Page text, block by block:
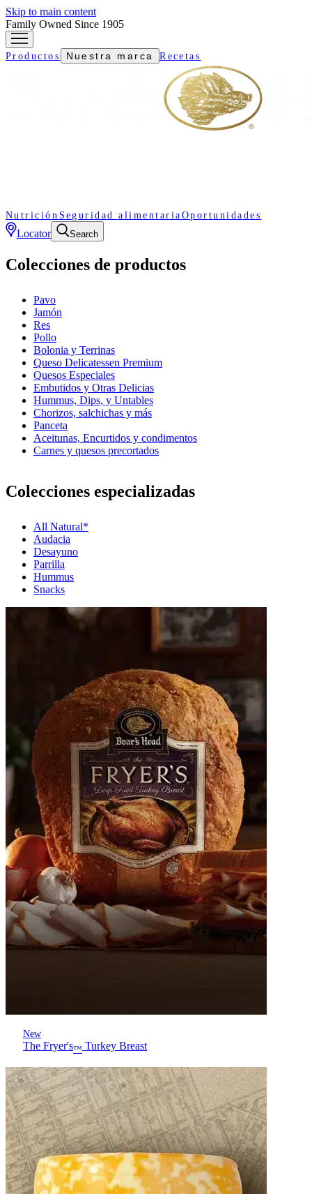
Skip to main content
Family Owned Since 1905
Productos Nuestra marca Recetas
Nutrición Seguridad alimentaria Oportunidades
Locator Search
Colecciones de productos
Pavo
Jamón
Res
Pollo
Bolonia y Terrinas
Queso Delicatessen Premium
Quesos Especiales
Embutidos y Otras Delicias
Hummus, Dips, y Untables
Chorizos, salchichas y más
Panceta
Aceitunas, Encurtidos y condimentos
Carnes y quesos precortados
Colecciones especializadas
All Natural*
Audacia
Desayuno
Parrilla
Hummus
Snacks
New
The Fryer's™ Turkey Breast